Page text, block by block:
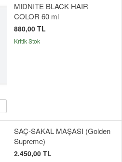
MIDNITE BLACK HAIR
COLOR 60 ml
880,00 TL
Kritik Stok
SAÇ-SAKAL MAŞASI (Golden
Supreme)
2.450,00 TL